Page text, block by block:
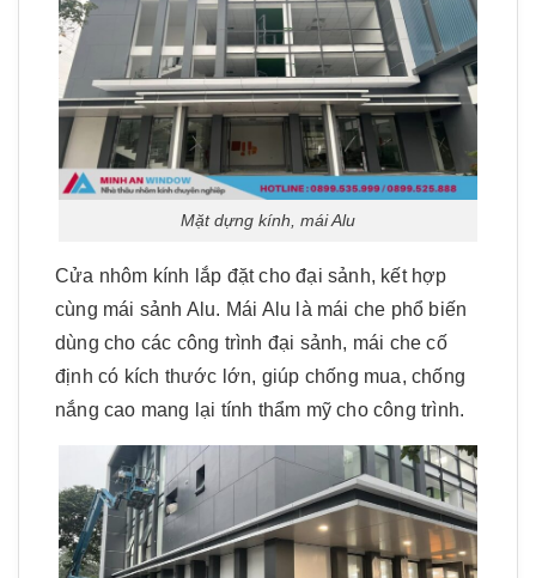
Mặt dựng kính, mái Alu
Cửa nhôm kính lắp đặt cho đại sảnh, kết hợp
cùng mái sảnh Alu. Mái Alu là mái che phổ biến
dùng cho các công trình đại sảnh, mái che cố
định có kích thước lớn, giúp chống mua, chống
nắng cao mang lại tính thẩm mỹ cho công trình.